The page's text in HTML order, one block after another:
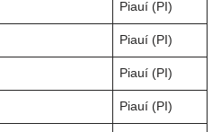
Piauí (PI)
Piauí (PI)
Piauí (PI)
Piauí (PI)